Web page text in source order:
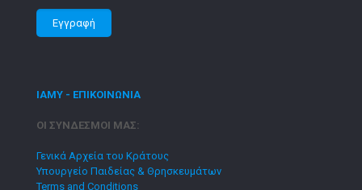
ΙΑΜΥ - ΕΠΙΚΟΙΝΩΝΙΑ
ΟΙ ΣΥΝΔΕΣΜΟΙ ΜΑΣ:
Γενικά Αρχεία του Κράτους
Υπουργείο Παιδείας & Θρησκευμάτων
Terms and Conditions